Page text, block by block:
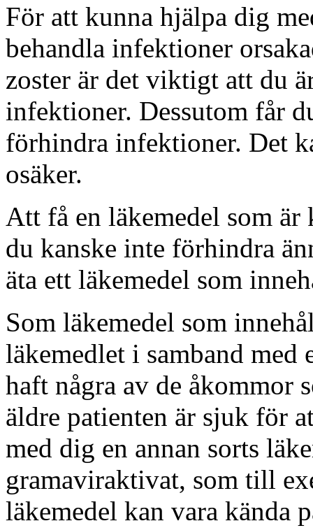
För att kunna hjälpa dig
behandla infektioner
zoster är det viktigt att du
infektioner. Dessutom får
förhindra infektioner. Det
osäker.
Att få en läkemedel som är
du kanske inte förhindra
äta ett läkemedel som
Som läkemedel som
läkemedlet i samband med
haft några av de åkommor
äldre patienten är sjuk för
med dig en annan sorts
gramaviraktivat, som till
läkemedel kan vara kända